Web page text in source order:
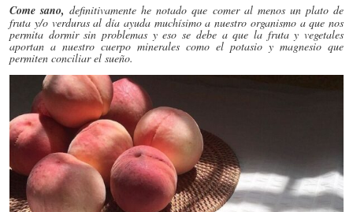
Come sano, definitivamente he notado que comer al menos un plato de
fruta y/o verduras al día ayuda muchísimo a nuestro organismo a que nos
permita dormir sin problemas y eso se debe a que la fruta y vegetales
aportan a nuestro cuerpo minerales como el potasio y magnesio que
permiten conciliar el sueño.